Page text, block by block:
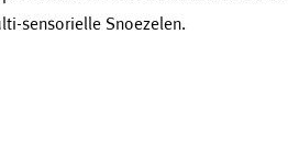
sensorielle Snoezelen.